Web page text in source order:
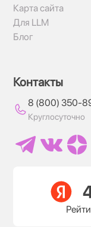
Карта сайта
Для LLM
Блог
Контакты
8 (800) 350-
Круглосуточно